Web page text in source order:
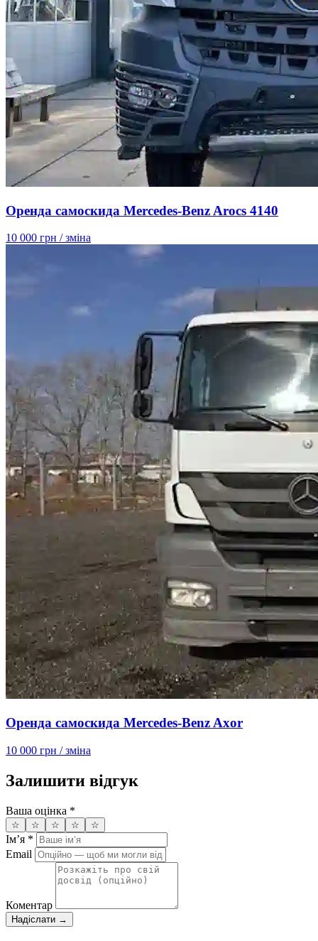
Оренда самоскида Mercedes-Benz Arocs 4140
10 000 грн / зміна
Оренда самоскида Mercedes-Benz Axor
10 000 грн / зміна
Залишити відгук
Ваша оцінка *
☆ ☆ ☆ ☆ ☆
Імʼя *
Email
Коментар
Надіслати →